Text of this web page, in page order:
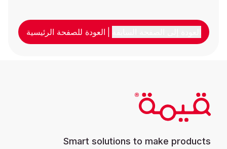
العودة للصفحة الرئيسية
Smart solutions to make products